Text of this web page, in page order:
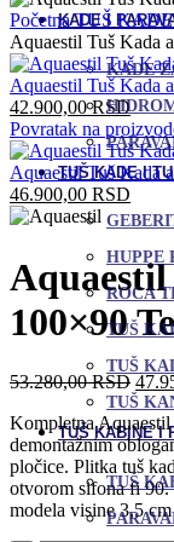
KADE I
KADE
TUŠ KADE I
HUPPE
ROCA
TUŠ
TUŠ
TUŠ
TUŠ KABINE I
TUŠ
PočetnaTUŠ
Aquaestil Tuš Kada
Aquaestil Tuš Kada
42.900,00RSD
cena
je:
Povratak na
Aquaestil Tuš Kada
46.900,00 RSD
cena
100×90
53.280,00RSD
cena
je
bila:
Kompletna
demontažnim
pločice. Plitka tuš
otvorom sifona fi 90.
modela visine 3,5